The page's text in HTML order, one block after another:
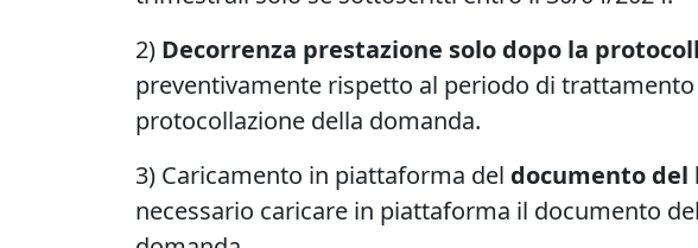
2) Decorrenza prestazione solo dopo la
preventivamente rispetto al periodo di
protocollazione della domanda.
3) Caricamento in piattaforma del documento
necessario caricare in piattaforma il documento